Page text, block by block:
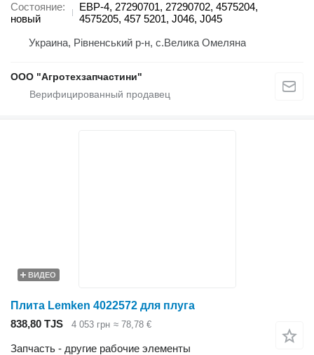
Состояние
новый
EBP-4, 27290701, 27290702, 4575204,
4575205, 457 5201, J046, J045
Украина, Рівненський р-н, с.Велика Омеляна
ООО "Агротехзапчастини"
ВИДЕО
Плита Lemken 4022572 для плуга
838,80 TJS
4 053 грн ≈ 78,78 €
Запчасть - другие рабочие элементы